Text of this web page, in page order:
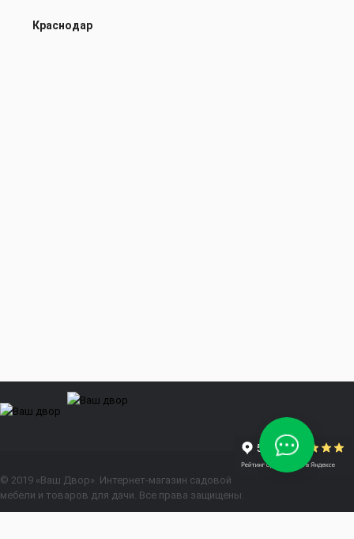
Краснодар
© 2019 «Ваш Двор». Интернет-магазин садовой
мебели и товаров для дачи. Все права защищены.